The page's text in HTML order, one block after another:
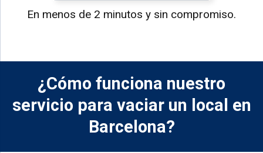
En menos de 2 minutos y sin compromiso.
¿Cómo funciona nuestro
servicio para vaciar un local en
Barcelona?